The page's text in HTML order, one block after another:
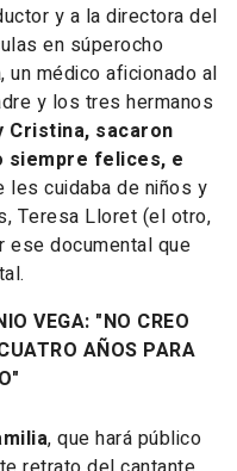
y a la directora del
en súperocho
médico aficionado al
y los tres hermanos
Cristina, sacaron
siempre felices, e
les cuidaba de niños y
Teresa Lloret (el otro,
ese documental que
VEGA: "NO CREO
AÑOS PARA
, que hará público